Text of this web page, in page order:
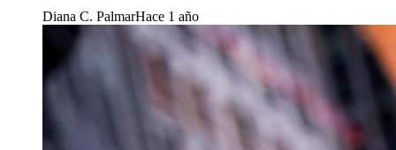
Diana C. PalmarHace 1 año